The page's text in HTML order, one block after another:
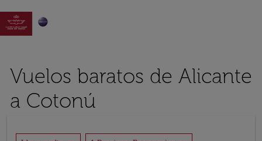

Vuelos baratos de Alicante
a Cotonú